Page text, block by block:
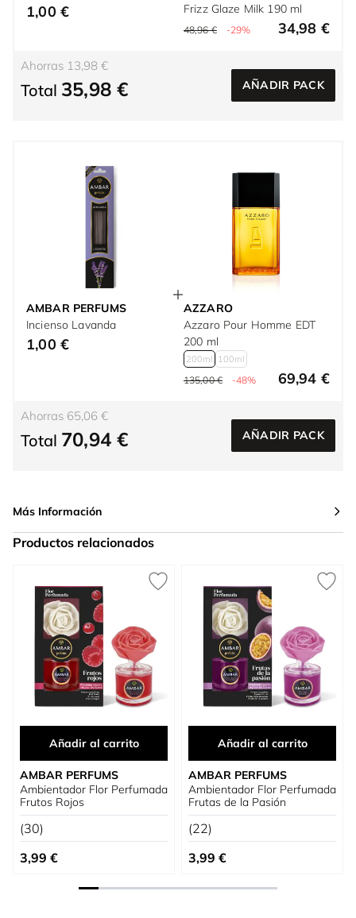
1,00 € Frizz Glaze Milk 190 ml
48,96 € -29% 34,98 €
Ahorras 13,98 €
Total 35,98 € AÑADIR PACK
AMBAR PERFUMS
Incienso Lavanda
1,00 €
AZZARO
Azzaro Pour Homme EDT
200 ml
200ml 100ml
135,00 € -48% 69,94 €
Ahorras 65,06 €
Total 70,94 € AÑADIR PACK
Más Información
Productos relacionados
Añadir al carrito
AMBAR PERFUMS
Ambientador Flor Perfumada
Frutos Rojos
(30)
3,99 €
Añadir al carrito
AMBAR PERFUMS
Ambientador Flor Perfumada
Frutas de la Pasión
(22)
3,99 €